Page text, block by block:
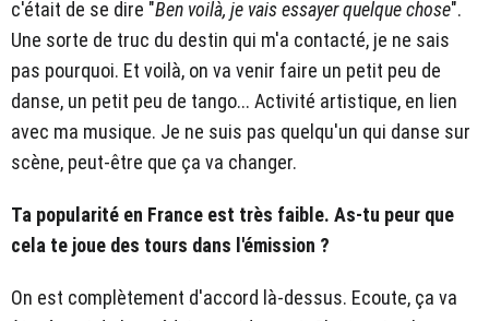
c'était de se dire "Ben voilà, je vais essayer quelque chose".
Une sorte de truc du destin qui m'a contacté, je ne sais
pas pourquoi. Et voilà, on va venir faire un petit peu de
danse, un petit peu de tango... Activité artistique, en lien
avec ma musique. Je ne suis pas quelqu'un qui danse sur
scène, peut-être que ça va changer.
Ta popularité en France est très faible. As-tu peur que
cela te joue des tours dans l'émission ?
On est complètement d'accord là-dessus. Ecoute, ça va